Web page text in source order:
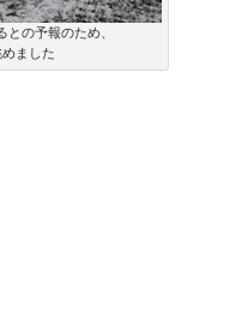
の予報のため、
ました